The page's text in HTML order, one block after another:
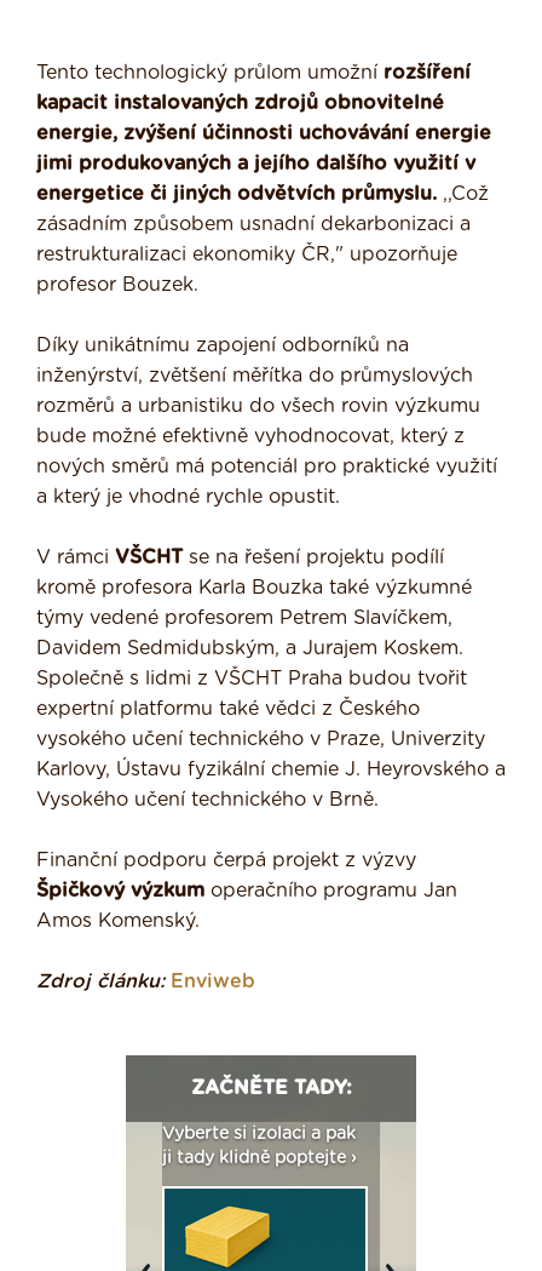
Tento technologický průlom umožní rozšíření
kapacit instalovaných zdrojů obnovitelné
energie, zvýšení účinnosti uchovávání energie
jimi produkovaných a jejího dalšího využití v
energetice či jiných odvětvích průmyslu. ,,Což
zásadním způsobem usnadní dekarbonizaci a
restrukturalizaci ekonomiky ČR," upozorňuje
profesor Bouzek.
Díky unikátnímu zapojení odborníků na
inženýrství, zvětšení měřítka do průmyslových
rozměrů a urbanistiku do všech rovin výzkumu
bude možné efektivně vyhodnocovat, který z
nových směrů má potenciál pro praktické využití
a který je vhodné rychle opustit.
V rámci VŠCHT se na řešení projektu podílí
kromě profesora Karla Bouzka také výzkumné
týmy vedené profesorem Petrem Slavíčkem,
Davidem Sedmidubským, a Jurajem Koskem.
Společně s lidmi z VŠCHT Praha budou tvořit
expertní platformu také vědci z Českého
vysokého učení technického v Praze, Univerzity
Karlovy, Ústavu fyzikální chemie J. Heyrovského a
Vysokého učení technického v Brně.
Finanční podporu čerpá projekt z výzvy
Špičkový výzkum operačního programu Jan
Amos Komenský.
Zdroj článku: Enviweb
ZAČNĚTE TADY:
Vyberte si izolaci a pak
ji tady klidně poptejte ›